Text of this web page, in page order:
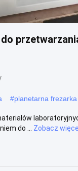
#planetarna
do ...
Zobacz